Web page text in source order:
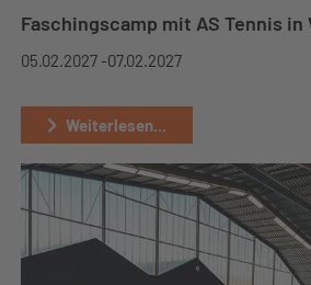
Faschingscamp mit AS Tennis in
05.02.2027 -07.02.2027
Weiterlesen...